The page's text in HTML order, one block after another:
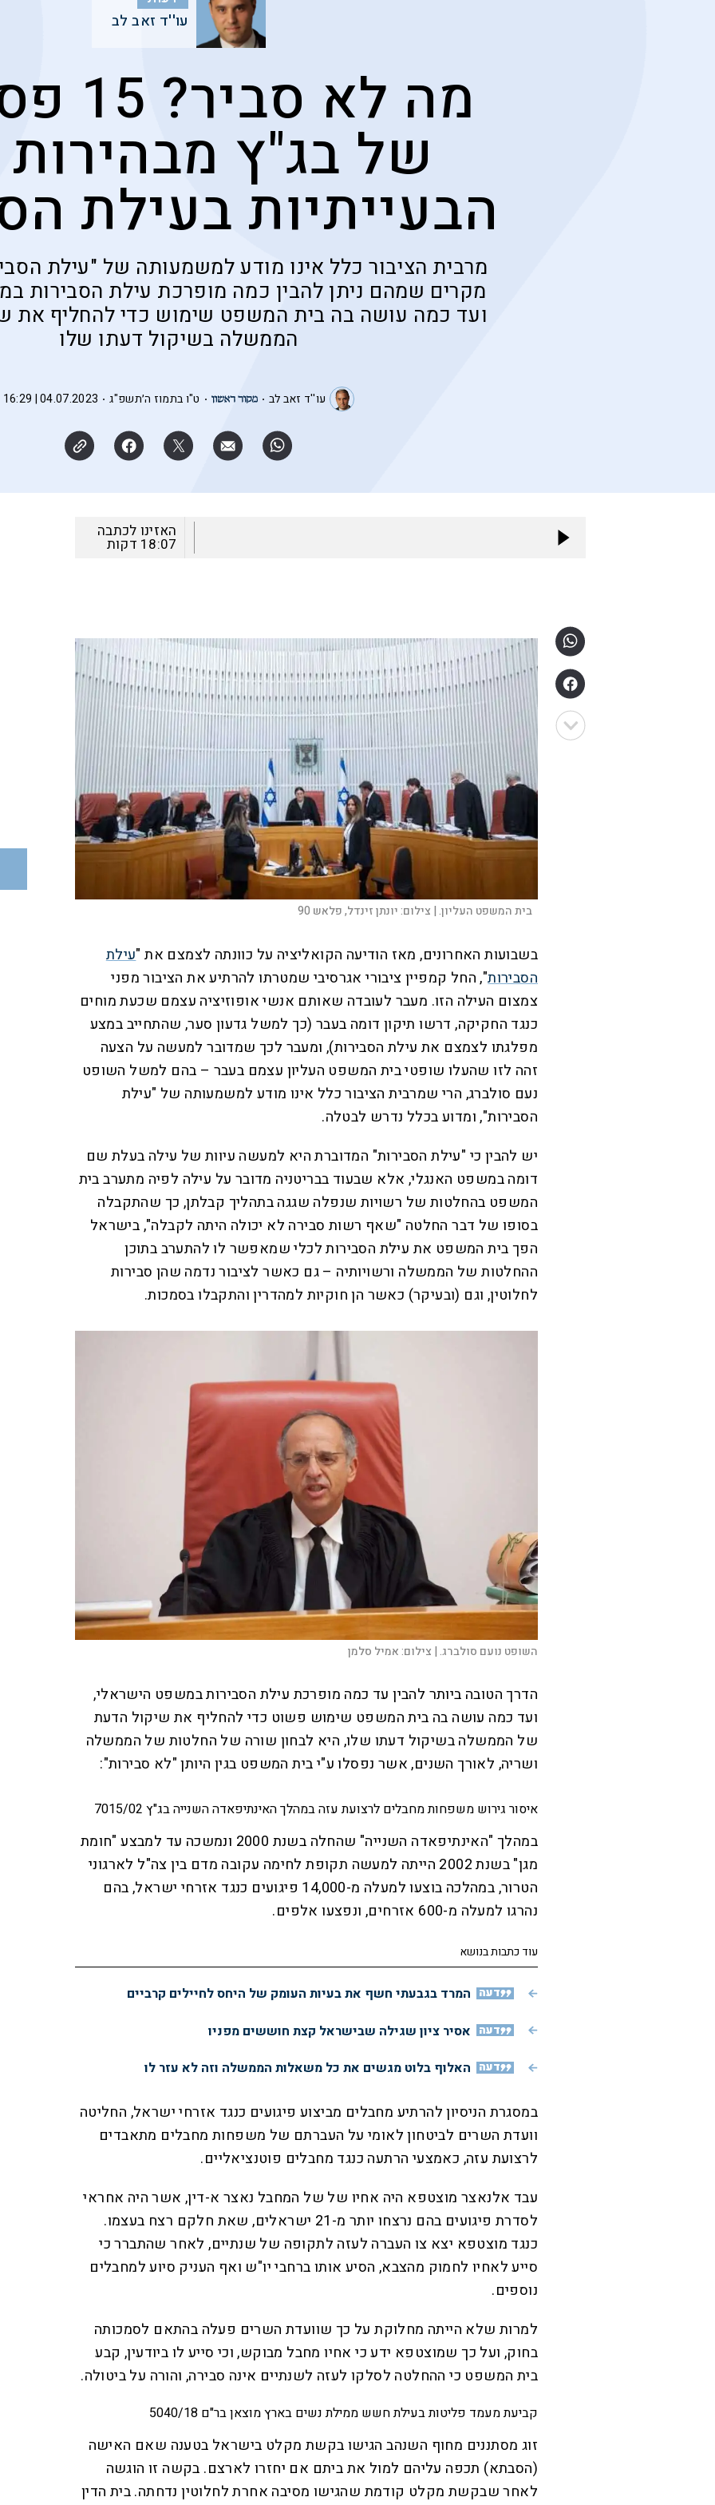
עו''ד זאב לב
מה לא
של בג"ץ
הבעייתיות בעילת
מקרים שמהם ניתן להבין כמה מופרכת עילת הסבירות
ועד כמה עושה בה בית המשפט שימוש כדי להחליף את
הממשלה בשיקול דעתו שלו
עו''ד זאב לב ט"ו בתמוז ה׳תשפ"ג 04.07.2023 | 16:29
האזינו לכתבה
18:07 דקות
בית המשפט העליון. | צילום:יונתן זינדל, פלאש 90
בשבועות האחרונים, מאז הודיעה הקואליציה על כוונתה לצמצם את "עילת
הסבירות", החל קמפיין ציבורי אגרסיבי שמטרתו להרתיע את הציבור מפני
צמצום העילה הזו. מעבר לעובדה שאותם אנשי אופוזיציה עצמם שכעת מוחים
כנגד החקיקה, דרשו תיקון דומה בעבר (כך למשל גדעון סער, שהתחייב במצע
מפלגתו לצמצם את עילת הסבירות), ומעבר לכך שמדובר למעשה על הצעה
זהה לזו שהעלו שופטי בית המשפט העליון עצמם בעבר – בהם למשל השופט
נעם סולברג, הרי שמרבית הציבור כלל אינו מודע למשמעותה של "עילת
הסבירות", ומדוע בכלל נדרש לבטלה.
יש להבין כי "עילת הסבירות" המדוברת היא למעשה עיוות של עילה בעלת שם
דומה במשפט האנגלי, אלא שבעוד בבריטניה מדובר על עילה לפיה מתערב בית
המשפט בהחלטות של רשויות שנפלה שגגה בתהליך קבלתן, כך שהתקבלה
בסופו של דבר החלטה "שאף רשות סבירה לא יכולה היתה לקבלה", בישראל
הפך בית המשפט את עילת הסבירות לכלי שמאפשר לו להתערב בתוכן
ההחלטות של הממשלה ורשויותיה – גם כאשר לציבור נדמה שהן סבירות
לחלוטין, וגם (ובעיקר) כאשר הן חוקיות למהדרין והתקבלו בסמכות.
השופט נועם סולברג. | צילום:אמיל סלמן
הדרך הטובה ביותר להבין עד כמה מופרכת עילת הסבירות במשפט הישראלי,
ועד כמה עושה בה בית המשפט שימוש פשוט כדי להחליף את שיקול הדעת
של הממשלה בשיקול דעתו שלו, היא לבחון שורה של החלטות של הממשלה
ושריה, לאורך השנים, אשר נפסלו ע"י בית המשפט בגין היותן "לא סבירות":
איסור גירוש משפחות מחבלים לרצועת עזה במהלך האינתיפאדה השנייה בג"ץ 7015/02
במהלך "האינתיפאדה השנייה" שהחלה בשנת 2000 ונמשכה עד למבצע "חומת
מגן" בשנת 2002 הייתה למעשה תקופת לחימה עקובה מדם בין צה"ל לארגוני
הטרור, במהלכה בוצעו למעלה מ-14,000 פיגועים כנגד אזרחי ישראל, בהם
נהרגו למעלה מ-600 אזרחים, ונפצעו אלפים.
עוד כתבות בנושא
דעה המרד בגבעתי חשף את בעיות העומק של היחס לחיילים קרביים
דעה אסיר ציון שגילה שבישראל קצת חוששים מפניו
דעה האלוף בלוט מגשים את כל משאלות הממשלה וזה לא עזר לו
במסגרת הניסיון להרתיע מחבלים מביצוע פיגועים כנגד אזרחי ישראל, החליטה
וועדת השרים לביטחון לאומי על העברתם של משפחות מחבלים מתאבדים
לרצועת עזה, כאמצעי הרתעה כנגד מחבלים פוטנציאליים.
עבד אלנאצר מוצטפא היה אחיו של של המחבל נאצר א-דין, אשר היה אחראי
לסדרת פיגועים בהם נרצחו יותר מ-21 ישראלים, שאת חלקם רצח בעצמו.
כנגד מוצטפא יצא צו העברה לעזה לתקופה של שנתיים, לאחר שהתברר כי
סייע לאחיו לחמוק מהצבא, הסיע אותו ברחבי יו"ש ואף העניק סיוע למחבלים
נוספים.
למרות שלא הייתה מחלוקת על כך שוועדת השרים פעלה בהתאם לסמכותה
בחוק, ועל כך שמוצטפא ידע כי אחיו מחבל מבוקש, וכי סייע לו ביודעין, קבע
בית המשפט כי ההחלטה לסלקו לעזה לשנתיים אינה סבירה, והורה על ביטולה.
קביעת מעמד פליטות בעילת חשש ממילת נשים בארץ מוצאן בר"ם 5040/18
זוג מסתננים מחוף השנהב הגישו בקשת מקלט בישראל בטענה שאם האישה
(הסבתא) תכפה עליהם למול את ביתם אם יחזרו לארצם. בקשה זו הוגשה
לאחר שבקשת מקלט קודמת שהגישו מסיבה אחרת לחלוטין נדחתה. בית הדין